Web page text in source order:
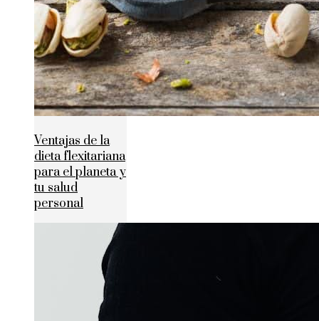
Ventajas de la
dieta flexitariana
para el planeta y
tu salud
personal